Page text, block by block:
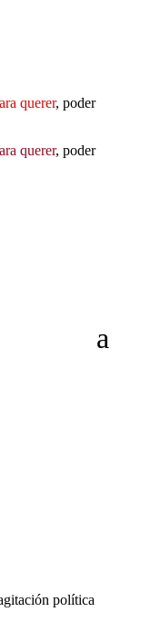
querer, poder
querer, poder
política